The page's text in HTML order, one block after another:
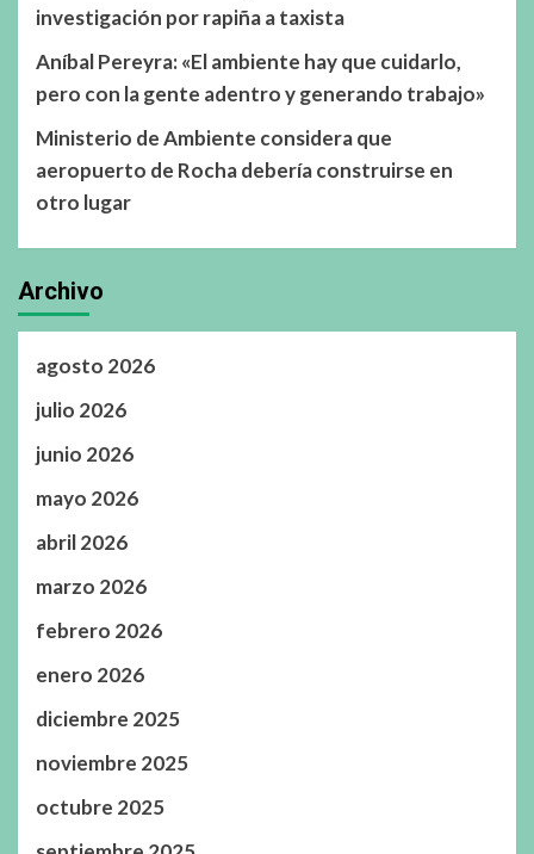
investigación por rapiña a taxista
Aníbal Pereyra: «El ambiente hay que cuidarlo,
pero con la gente adentro y generando trabajo»
Ministerio de Ambiente considera que
aeropuerto de Rocha debería construirse en
otro lugar
Archivo
agosto 2026
julio 2026
junio 2026
mayo 2026
abril 2026
marzo 2026
febrero 2026
enero 2026
diciembre 2025
noviembre 2025
octubre 2025